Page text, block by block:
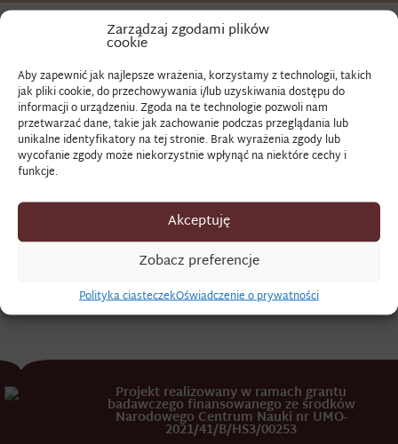
Zarządzaj zgodami plików
cookie
Aby zapewnić jak najlepsze wrażenia, korzystamy z technologii, takich
jak pliki cookie, do przechowywania i/lub uzyskiwania dostępu do
informacji o urządzeniu. Zgoda na te technologie pozwoli nam
przetwarzać dane, takie jak zachowanie podczas przeglądania lub
unikalne identyfikatory na tej stronie. Brak wyrażenia zgody lub
wycofanie zgody może niekorzystnie wpłynąć na niektóre cechy i
funkcje.
Akceptuję
Zobacz preferencje
Polityka ciasteczekOświadczenie o prywatności
CIENKUSZ
alkohol słabej jakości, słabe lub złej jakości wino, piwo,
miód, podawane na dworach głównie dla służby lub
małoznaczących gości.
: AGAD, Akta osób i rodzin, sygn. 237, Regestra
percepty…
Projekt realizowany w ramach grantu
badawczego finansowanego ze środków
Narodowego Centrum Nauki nr UMO-
2021/41/B/HS3/00253